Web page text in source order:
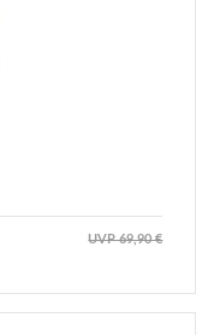
UVP 69,90 €